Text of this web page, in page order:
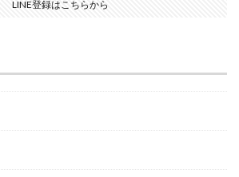
LINE登録はこちらから